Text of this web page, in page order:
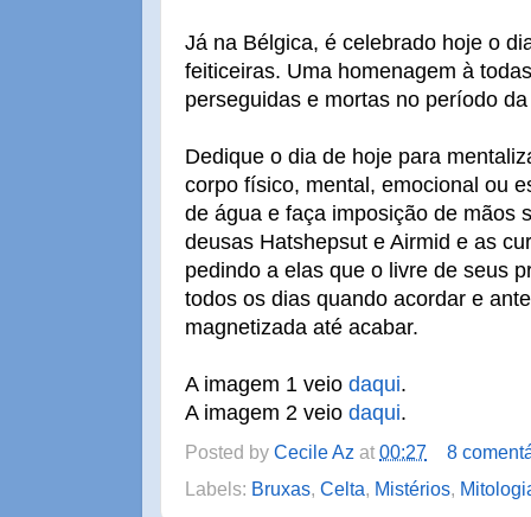
Já na Bélgica, é celebrado hoje o
feiticeiras. Uma homenagem à
perseguidas e mortas no período
Dedique o dia de hoje para
corpo físico, mental, emocional ou
de água e faça imposição de mãos
deusas Hatshepsut e Airmid e as
pedindo a elas que o livre de seus
todos os dias quando acordar e
magnetizada até acabar.
A imagem 1 veio daqui.
A imagem 2 veio daqui.
Posted by Cecile Az at 00:27
8
Labels: Bruxas, Celta, Mistérios,